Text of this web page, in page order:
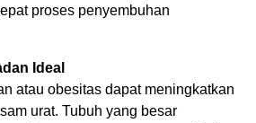
proses penyembuhan
Ideal
atau obesitas dapat meningkatkan
urat. Tubuh yang besar